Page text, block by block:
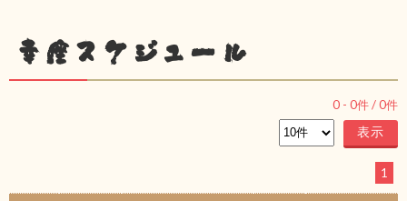
幸座スケジュール
0 - 0件 /0件
1